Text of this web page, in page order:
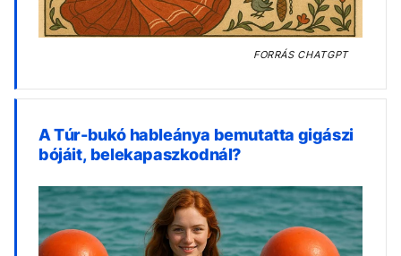
FORRÁSCHATGPT
A Túr-bukó hableánya bemutatta gigászi
bójáit, belekapaszkodnál?